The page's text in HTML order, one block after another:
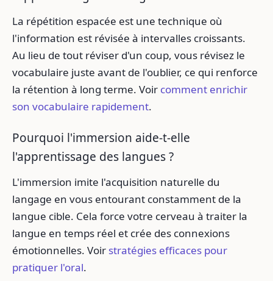
La répétition espacée est une technique où
l'information est révisée à intervalles croissants.
Au lieu de tout réviser d'un coup, vous révisez le
vocabulaire juste avant de l'oublier, ce qui renforce
la rétention à long terme. Voir comment enrichir
son vocabulaire rapidement.
Pourquoi l'immersion aide-t-elle
l'apprentissage des langues ?
L'immersion imite l'acquisition naturelle du
langage en vous entourant constamment de la
langue cible. Cela force votre cerveau à traiter la
langue en temps réel et crée des connexions
émotionnelles. Voir stratégies efficaces pour
pratiquer l'oral.